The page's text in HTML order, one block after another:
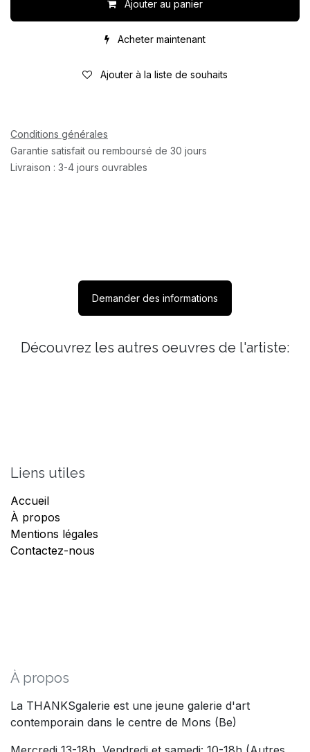
Ajouter au panier
Acheter maintenant
Ajouter à la liste de souhaits
Conditions générales
Garantie satisfait ou remboursé de 30 jours
Livraison : 3-4 jours ouvrables
Demander des informations
Découvrez les autres oeuvres de l'artiste:
Liens utiles
Accueil
À propos
Mentions légales
Contactez-nous
À propos
La THANKSgalerie est une jeune galerie d'art
contemporain dans le centre de Mons (Be)